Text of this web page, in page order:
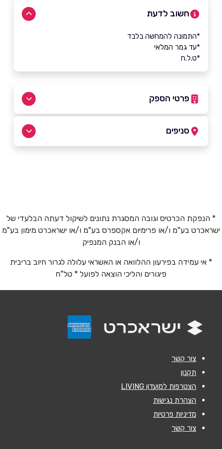
חשוב לדעת
*התמונה להמחשה בלבד
*עד גמר המלאי
*ט.ל.ח
פרטי הספק
אנא חזרו אלי בקשר ל...
שליחה
סניפים
* הנפקת הכרטיס וגובה המסגרת נתונים לשיקול דעתה הבלעדי של
ישראכרט בע"מ ו/או פרימיום אקספרס בע"מ ו/או ישראכרט מימון בע"מ
ו/או הבנק המנפיק
* אי עמידה בפירעון ההלוואה או האשראי עלולה לגרור חיוב בריבית
פיגורים והליכי הוצאה לפועל * טל"ח
צור קשר
תקנון
הצטרפות למועדון LIVING
הצהרת נגישות
מדיניות פרטיות
צור קשר